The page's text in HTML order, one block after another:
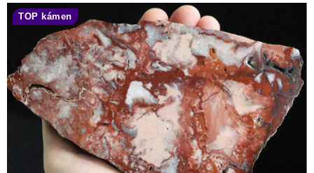
SLEVY
ÚČINKY
KRYSTALY
ČLÁNKY
NALEZIŠTĚ
TOP kámen